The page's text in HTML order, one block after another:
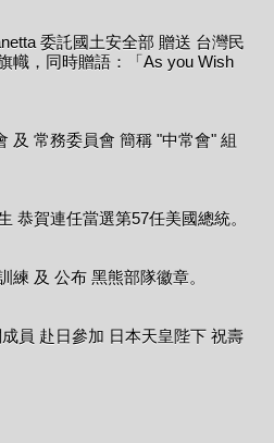
委託國土安全部 贈送 台灣民
幟，同時贈語：「As you Wish
及 常務委員會 簡稱 "中常會" 組
恭賀連任當選第57任美國總統。
練 及 公布 黑熊部隊徽章。
員 赴日參加 日本天皇陛下 祝壽